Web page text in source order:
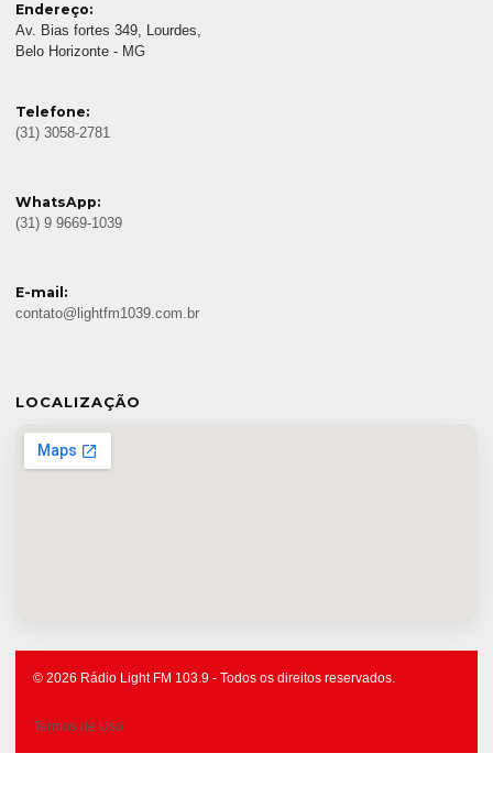
Endereço:
Av. Bias fortes 349, Lourdes,
Belo Horizonte - MG
Telefone:
(31) 3058-2781
WhatsApp:
(31) 9 9669-1039
E-mail:
contato@lightfm1039.com.br
LOCALIZAÇÃO
© 2026 Rádio Light FM 103.9 - Todos os direitos reservados.
Termos de Uso